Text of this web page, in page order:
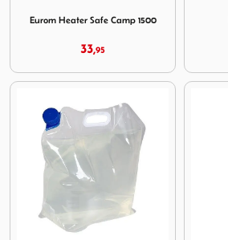
Eurom Heater Safe Camp 1500
33,95